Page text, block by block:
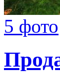
5 фото